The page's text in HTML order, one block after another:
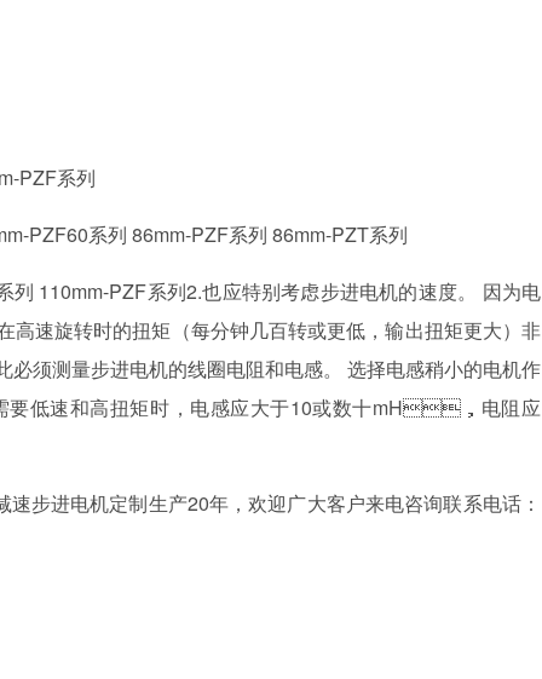
PZF系列
PZF60系列 86mm-PZF系列 86mm-PZT系列
110mm-PZF系列2.也应特别考虑步进电机的速度。 因为电
在高速旋转时的扭矩（每分钟几百转或更低，输出扭矩更大）非
因此必须测量步进电机的线圈电阻和电感。 选择电感稍小的电机作
，当需要低速和高扭矩时，电感应大于10或数十mH，电阻应
进电机定制生产20年，欢迎广大客户来电咨询联系电话：